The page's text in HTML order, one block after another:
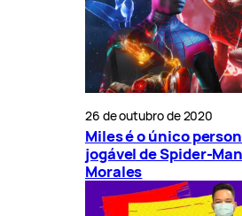
26 de outubro de 2020
Miles é o único
jogável de Spider-
Morales